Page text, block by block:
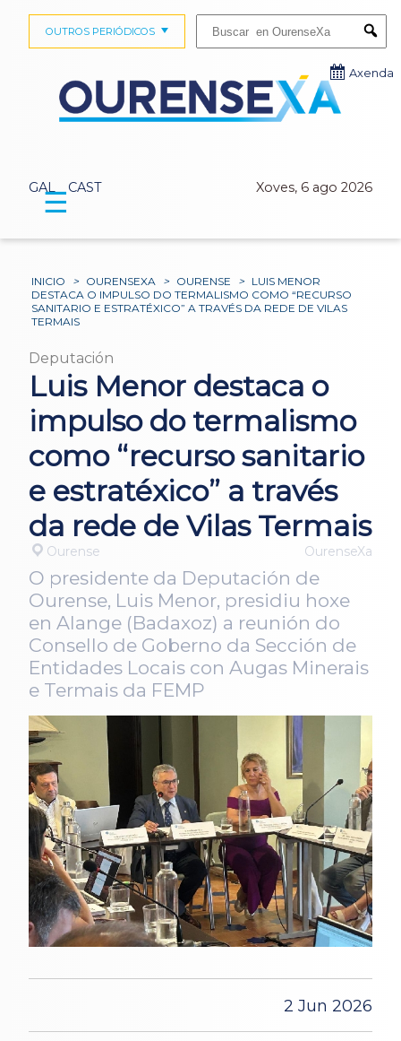
GAL CAST Xoves, 6 ago 2026
OUTROS PERIÓDICOS
Axenda
☰
INICIO > OURENSEXA > OURENSE > LUIS MENOR
DESTACA O IMPULSO DO TERMALISMO COMO “RECURSO
SANITARIO E ESTRATÉXICO” A TRAVÉS DA REDE DE VILAS
TERMAIS
Deputación
Luis Menor destaca o
impulso do termalismo
como “recurso sanitario
e estratéxico” a través
da rede de Vilas Termais
Ourense OurenseXa
O presidente da Deputación de
Ourense, Luis Menor, presidiu hoxe
en Alange (Badaxoz) a reunión do
Consello de Goberno da Sección de
Entidades Locais con Augas Minerais
e Termais da FEMP
2 Jun 2026